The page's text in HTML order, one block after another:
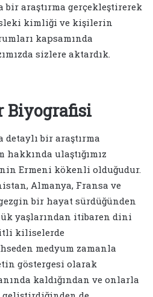
bir araştırma gerçekleştirerek
kimliği ve kişilerin
kapsamında
sizlere aktardık.
Biyografisi
detaylı bir araştırma
ulaştığımız
Ermeni kökenli olduğudur.
Almanya, Fransa ve
bir hayat sürdüğünden
yaşlarından itibaren dini
kiliselerde
medyum zamanla
göstergesi olarak
kaldığından ve onlarla